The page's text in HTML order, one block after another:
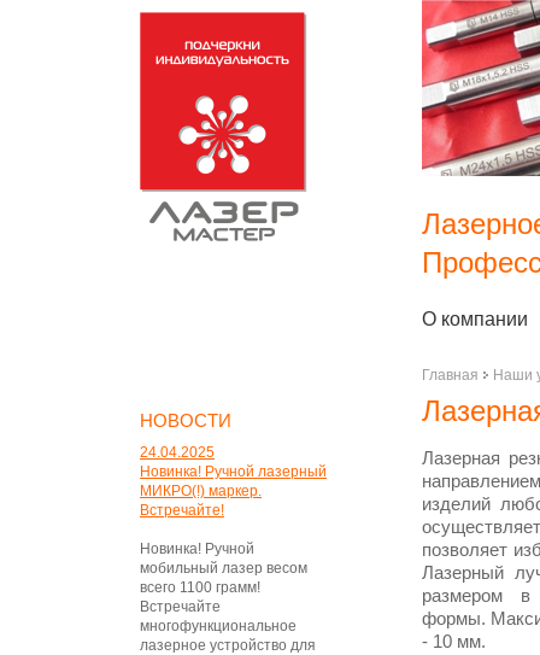
О компании
НОВОСТИ
24.04.2025
Новинка! Ручной лазерный
МИКРО(!) маркер.
Встречайте!
Новинка! Ручной
мобильный лазер весом
всего 1100 грамм!
Встречайте
многофункциональное
лазерное устройство для
Главная Наши
Лазерная
изделий
позволяет
Лазерный
размером в
формы.
- 10 мм.